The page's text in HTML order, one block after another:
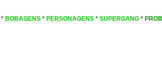
* BOBAGENS * PERSONAGENS * SUPERGANG *